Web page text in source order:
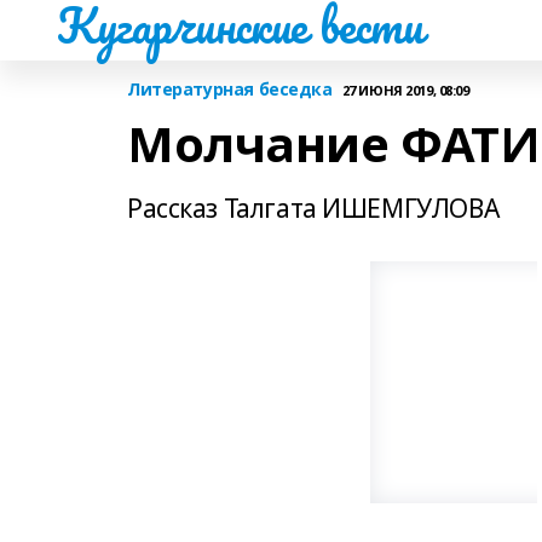
Кугарчинские вести
Литературная беседка 27 ИЮНЯ 2019, 08:09
Молчание
Рассказ Талгата ИШЕМГУЛОВА